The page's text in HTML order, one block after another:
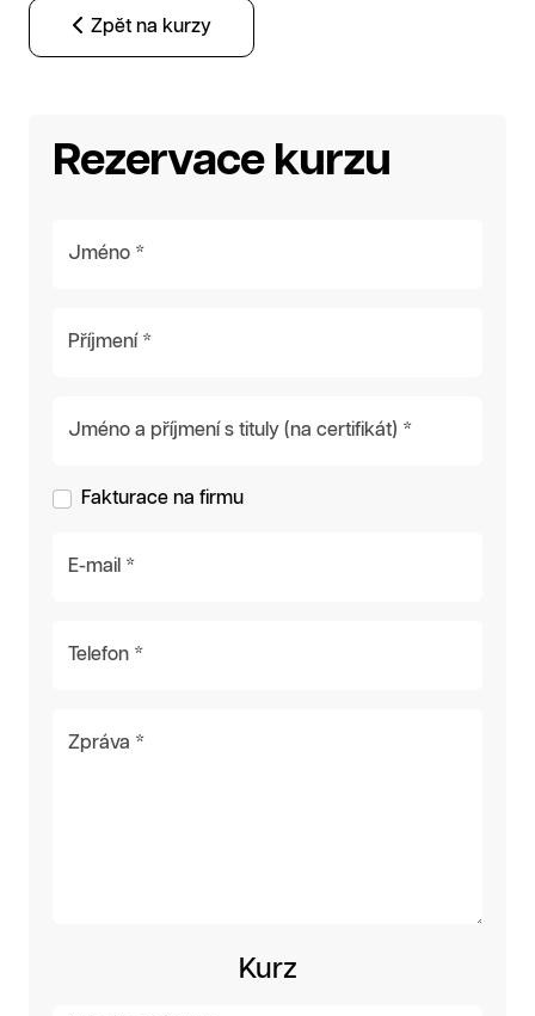
Zpět na kurzy
Rezervace kurzu
Jméno *
Příjmení *
Jméno a příjmení s tituly (na certifikát) *
Fakturace na firmu
E-mail *
Telefon *
Zpráva *
Kurz